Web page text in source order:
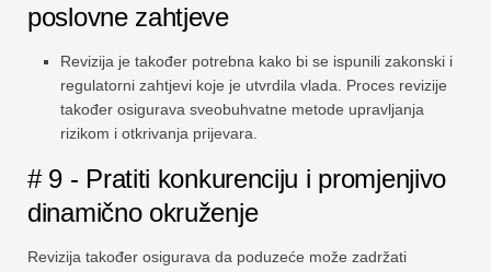
poslovne zahtjeve
Revizija je također potrebna kako bi se ispunili zakonski i
regulatorni zahtjevi koje je utvrdila vlada. Proces revizije
također osigurava sveobuhvatne metode upravljanja
rizikom i otkrivanja prijevara.
# 9 - Pratiti konkurenciju i promjenjivo
dinamično okruženje
Revizija također osigurava da poduzeće može zadržati